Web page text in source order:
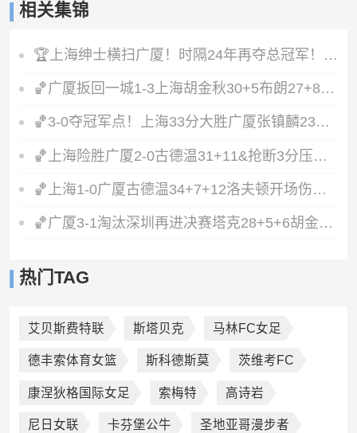
相关集锦
🏆上海绅士横扫广厦！时隔24年再夺总冠军！王哲林爆砍29+14！
🏀广厦扳回一城1-3上海胡金秋30+5布朗27+8古德温28+6+8
🏀3-0夺冠军点！上海33分大胜广厦张镇麟23+9+6孙铭徽8中2
🏀上海险胜广厦2-0古德温31+11&抢断3分压哨绝杀布朗空砍50分
🏀上海1-0广厦古德温34+7+12洛夫顿开场伤退孙铭徽0分&5失误
🏀广厦3-1淘汰深圳再进决赛塔克28+5+6胡金秋15+8贺希宁12分
热门TAG
艾贝斯费特联 斯塔贝克 马林FC女足
德丰索体育女篮 斯科德斯莫 茨维考FC
康涅狄格国际女足 索梅特 高诗岩
尼日女联 卡芬堡公牛 圣地亚哥漫步者